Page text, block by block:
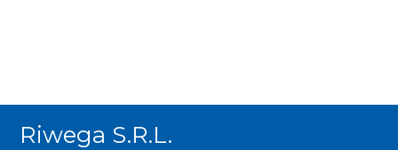
Riwega S.r.l.